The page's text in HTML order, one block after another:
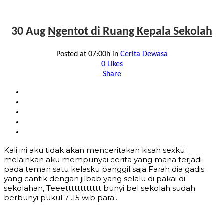
30 Aug Ngentot di Ruang Kepala Sekolah
Posted at 07:00hin Cerita Dewasa
0Likes
Share
Kali ini aku tidak akan menceritakan kisah sexku
melainkan aku mempunyai cerita yang mana terjadi
pada teman satu kelasku panggil saja Farah dia gadis
yang cantik dengan jilbab yang selalu di pakai di
sekolahan, Teeetttttttttttt bunyi bel sekolah sudah
berbunyi pukul 7 .15 wib para...